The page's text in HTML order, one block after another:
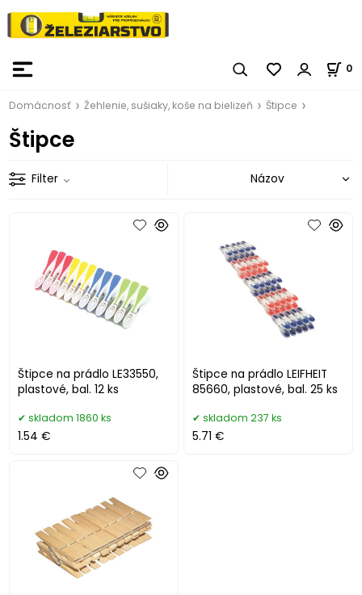
0
Domácnosť Žehlenie, sušiaky, koše na bielizeň Štipce
Štipce
Filter
Štipce na prádlo LE33550,
plastové, bal. 12 ks
skladom 1860 ks
1.54 €
Štipce na prádlo LEIFHEIT
85660, plastové, bal. 25 ks
skladom 237 ks
5.71 €